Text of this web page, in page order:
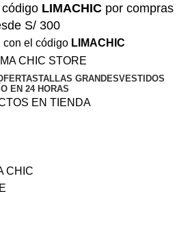
LIMACHICpor compras
S/ 300
con el código LIMACHIC
TALLAS GRANDESVESTIDOS
EN 24 HORAS
EN TIENDA